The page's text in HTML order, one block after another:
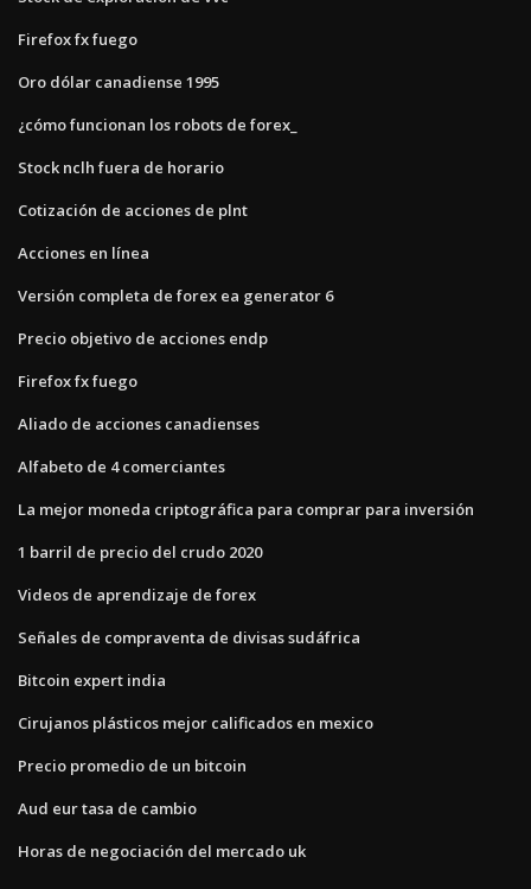
Firefox fx fuego
Oro dólar canadiense 1995
¿cómo funcionan los robots de forex_
Stock nclh fuera de horario
Cotización de acciones de plnt
Acciones en línea
Versión completa de forex ea generator 6
Precio objetivo de acciones endp
Firefox fx fuego
Aliado de acciones canadienses
Alfabeto de 4 comerciantes
La mejor moneda criptográfica para comprar para inversión
1 barril de precio del crudo 2020
Videos de aprendizaje de forex
Señales de compraventa de divisas sudáfrica
Bitcoin expert india
Cirujanos plásticos mejor calificados en mexico
Precio promedio de un bitcoin
Aud eur tasa de cambio
Horas de negociación del mercado uk